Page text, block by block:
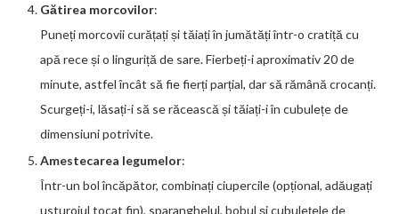
Gătirea morcovilor:
Puneți morcovii curățați și tăiați în jumătăți într-o cratiță cu
apă rece și o linguriță de sare. Fierbeți-i aproximativ 20 de
minute, astfel încât să fie fierți parțial, dar să rămână crocanți.
Scurgeți-i, lăsați-i să se răcească și tăiați-i în cubulețe de
dimensiuni potrivite.
Amestecarea legumelor:
Într-un bol încăpător, combinați ciupercile (opțional, adăugați
usturoiul tocat fin), sparanghelul, bobul și cubulețele de